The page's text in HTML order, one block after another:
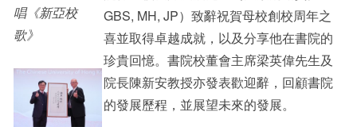
唱《新亞校
歌》
GBS, MH, JP）致辭祝賀母校創校周年之
喜並取得卓越成就，以及分享他在書院的
珍貴回憶。書院校董會主席梁英偉先生及
院長陳新安教授亦發表歡迎辭，回顧書院
的發展歷程，並展望未來的發展。